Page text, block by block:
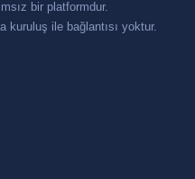
bir platformdur.
kuruluş ile bağlantısı yoktur.